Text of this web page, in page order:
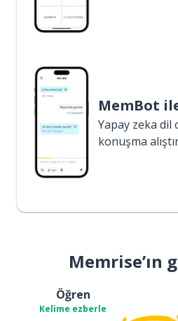
MemBot
Yapay zeka dil
konuşma
Memrise’ın
Öğren
Kelime ezberle